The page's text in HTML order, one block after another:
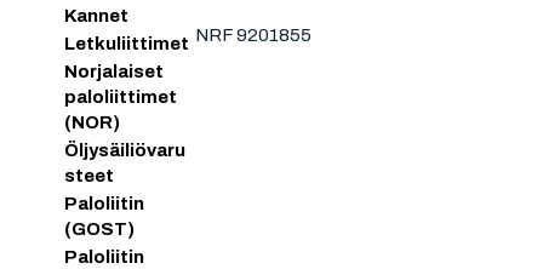
Kannet
Letkuliittimet
Norjalaiset
paloliittimet
(NOR)
Öljysäiliövaru
steet
Paloliitin
(GOST)
Paloliitin
NRF 9201855